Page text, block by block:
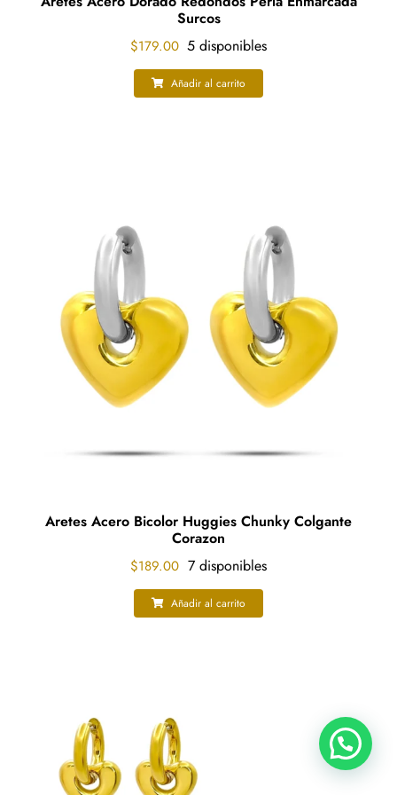
Surcos
$179.00 5 disponibles
Añadir al carrito
Aretes Acero Bicolor Huggies Chunky Colgante
Corazon
$189.00 7 disponibles
Añadir al carrito